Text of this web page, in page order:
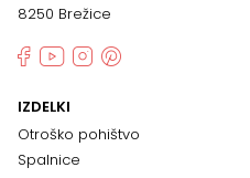
8250 Brežice
IZDELKI
Otroško pohištvo
Spalnice